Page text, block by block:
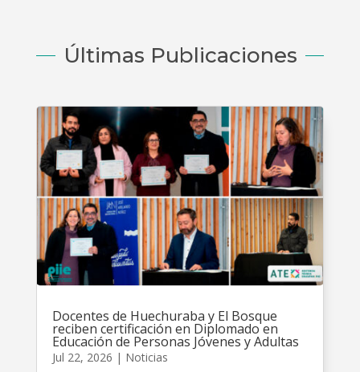
Últimas Publicaciones
Docentes de Huechuraba y El Bosque
reciben certificación en Diplomado en
Educación de Personas Jóvenes y Adultas
Jul 22, 2026 | Noticias